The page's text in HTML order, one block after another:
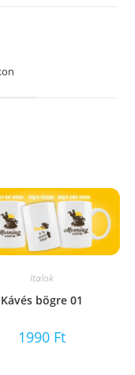
Italok
Kávés bögre 01
1990 Ft